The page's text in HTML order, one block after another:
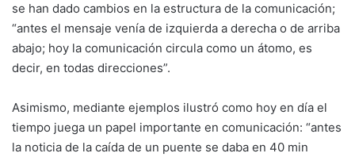
se han dado cambios en la estructura de la comunicación;
“antes el mensaje venía de izquierda a derecha o de arriba
abajo; hoy la comunicación circula como un átomo, es
decir, en todas direcciones”.
Asimismo, mediante ejemplos ilustró como hoy en día el
tiempo juega un papel importante en comunicación: “antes
la noticia de la caída de un puente se daba en 40 min